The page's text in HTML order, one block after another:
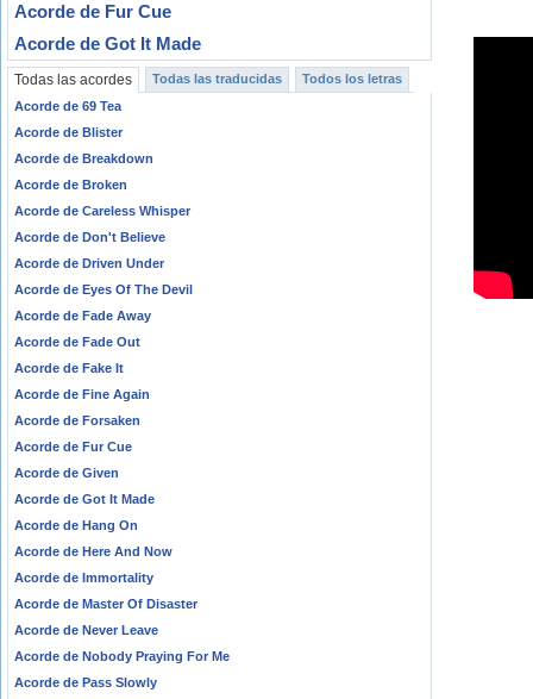
Acorde de Fur Cue
Acorde de Got It Made
Todas las acordes Todas las traducidas
Todos los letras
Acorde de 69 Tea
Acorde de Blister
Acorde de Breakdown
Acorde de Broken
Acorde de Careless Whisper
Acorde de Don't Believe
Acorde de Driven Under
Acorde de Eyes Of The Devil
Acorde de Fade Away
Acorde de Fade Out
Acorde de Fake It
Acorde de Fine Again
Acorde de Forsaken
Acorde de Fur Cue
Acorde de Given
Acorde de Got It Made
Acorde de Hang On
Acorde de Here And Now
Acorde de Immortality
Acorde de Master Of Disaster
Acorde de Never Leave
Acorde de Nobody Praying For Me
Acorde de Pass Slowly